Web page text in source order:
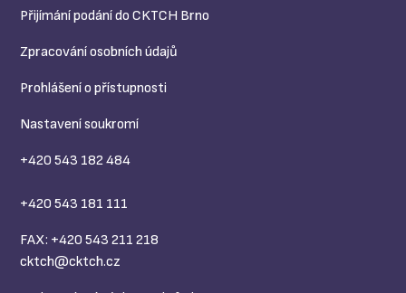
Přijímání podání do CKTCH Brno
Zpracování osobních údajů
Prohlášení o přístupnosti
Nastavení soukromí
+420 543 182 484
+420 543 181 111
FAX: +420 543 211 218
cktch@cktch.cz